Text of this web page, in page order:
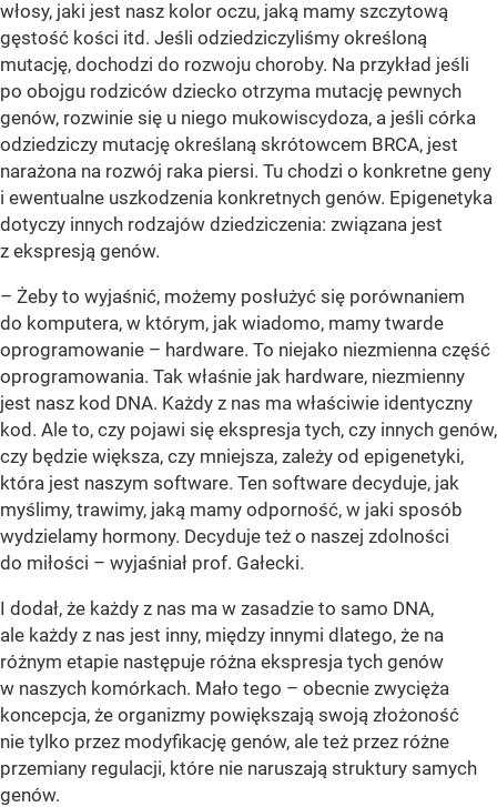
włosy, jaki jest nasz kolor oczu, jaką mamy szczytową
gęstość kości itd. Jeśli odziedziczyliśmy określoną
mutację, dochodzi do rozwoju choroby. Na przykład jeśli
po obojgu rodziców dziecko otrzyma mutację pewnych
genów, rozwinie się u niego mukowiscydoza, a jeśli córka
odziedziczy mutację określaną skrótowcem BRCA, jest
narażona na rozwój raka piersi. Tu chodzi o konkretne geny
i ewentualne uszkodzenia konkretnych genów. Epigenetyka
dotyczy innych rodzajów dziedziczenia: związana jest
z ekspresją genów.
– Żeby to wyjaśnić, możemy posłużyć się porównaniem
do komputera, w którym, jak wiadomo, mamy twarde
oprogramowanie – hardware. To niejako niezmienna część
oprogramowania. Tak właśnie jak hardware, niezmienny
jest nasz kod DNA. Każdy z nas ma właściwie identyczny
kod. Ale to, czy pojawi się ekspresja tych, czy innych genów,
czy będzie większa, czy mniejsza, zależy od epigenetyki,
która jest naszym software. Ten software decyduje, jak
myślimy, trawimy, jaką mamy odporność, w jaki sposób
wydzielamy hormony. Decyduje też o naszej zdolności
do miłości – wyjaśniał prof. Gałecki.
I dodał, że każdy z nas ma w zasadzie to samo DNA,
ale każdy z nas jest inny, między innymi dlatego, że na
różnym etapie następuje różna ekspresja tych genów
w naszych komórkach. Mało tego – obecnie zwycięża
koncepcja, że organizmy powiększają swoją złożoność
nie tylko przez modyfikację genów, ale też przez różne
przemiany regulacji, które nie naruszają struktury samych
genów.